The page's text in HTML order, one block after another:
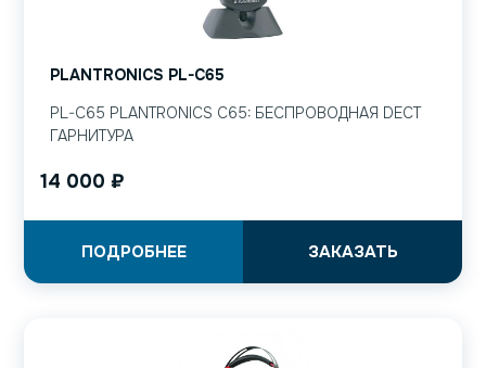
PLANTRONICS PL-C65
PL-C65 PLANTRONICS C65: БЕСПРОВОДНАЯ DECT
ГАРНИТУРА
14 000 ₽
ЗАКАЗАТЬ
ПОДРОБНЕЕ